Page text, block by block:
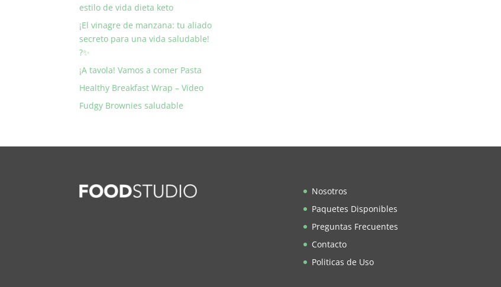
estilo de vida dieta keto
¡El vinagre de manzana: tu aliado
secreto para una vida saludable!
?✨
¡A tavola! Vamos a comer Pasta
Healthy Breakfast Wrap – Video
Fudgy Brownies saludable
Nosotros
Paquetes Disponibles
Preguntas Frecuentes
Contacto
Politicas de Uso